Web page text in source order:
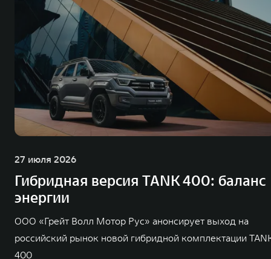
27 июля 2026
Гибридная версия TANK 400: баланс
энергии
ООО «Грейт Волл Мотор Рус» анонсирует выход на
российский рынок новой гибридной комплектации
400